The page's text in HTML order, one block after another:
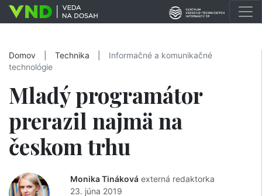
Domov Technika
Informačné a komunikačné
technológie
Mladý programátor
prerazil najmä na
českom trhu
Monika Tináková externá redaktorka
23. júna 2019